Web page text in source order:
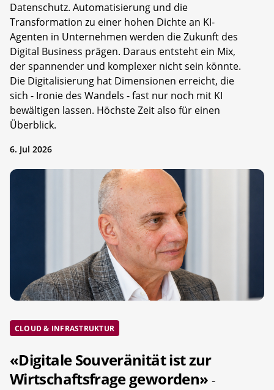
Datenschutz. Automatisierung und die
Transformation zu einer hohen Dichte an KI-
Agenten in Unternehmen werden die Zukunft des
Digital Business prägen. Daraus entsteht ein Mix,
der spannender und komplexer nicht sein könnte.
Die Digitalisierung hat Dimensionen erreicht, die
sich - Ironie des Wandels - fast nur noch mit KI
bewältigen lassen. Höchste Zeit also für einen
Überblick.
6. Jul 2026
CLOUD & INFRASTRUKTUR
«Digitale Souveränität ist zur
Wirtschaftsfrage geworden» -